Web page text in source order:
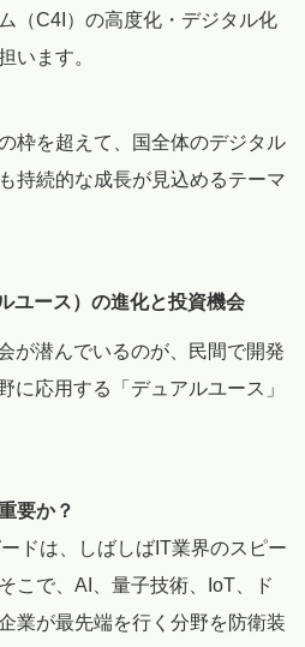
（C4I）の高度化・デジタル化
います。
枠を超えて、国全体のデジタル
持続的な成長が見込めるテーマ
ユース）の進化と投資機会
が潜んでいるのが、民間で開発
に応用する「デュアルユース」
要か？
ドは、しばしばIT業界のスピー
こで、AI、量子技術、IoT、ド
業が最先端を行く分野を防衛装